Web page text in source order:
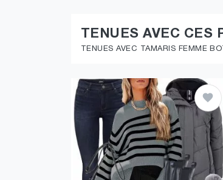
TENUES AVEC CES
TENUES AVEC TAMARIS FEMME